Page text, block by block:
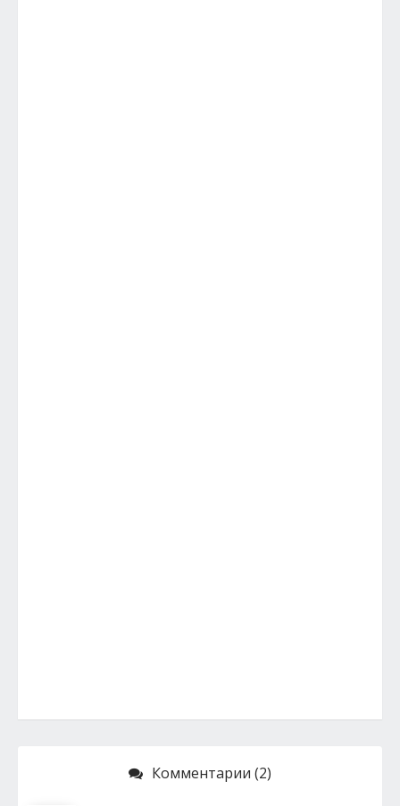
Комментарии (2)